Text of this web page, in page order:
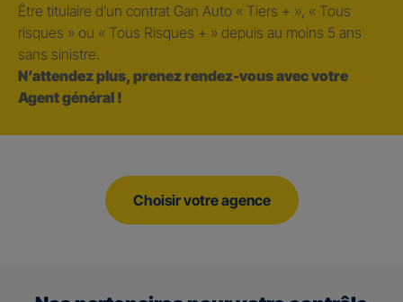
Être titulaire d’un contrat Gan Auto « Tiers + », « Tous
risques » ou « Tous Risques + » depuis au moins 5 ans
sans sinistre.
N’attendez plus, prenez rendez-vous avec votre
Agent général !
Choisir votre agence